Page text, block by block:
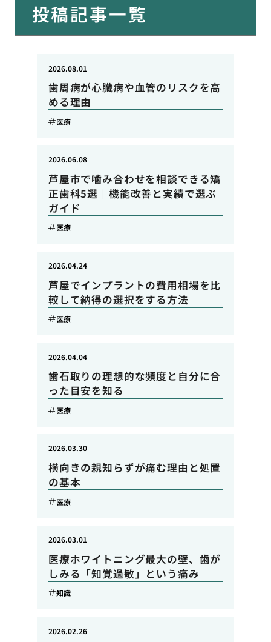
投稿記事一覧
歯周病が心臓病や血管のリスクを高
める理由
2026.08.01
医療
芦屋市で噛み合わせを相談できる矯
正歯科5選｜機能改善と実績で選ぶ
ガイド
2026.06.08
医療
芦屋でインプラントの費用相場を比
較して納得の選択をする方法
2026.04.24
医療
歯石取りの理想的な頻度と自分に合
った目安を知る
2026.04.04
医療
横向きの親知らずが痛む理由と処置
の基本
2026.03.30
医療
医療ホワイトニング最大の壁、歯が
しみる「知覚過敏」という痛み
2026.03.01
知識
2026.02.26